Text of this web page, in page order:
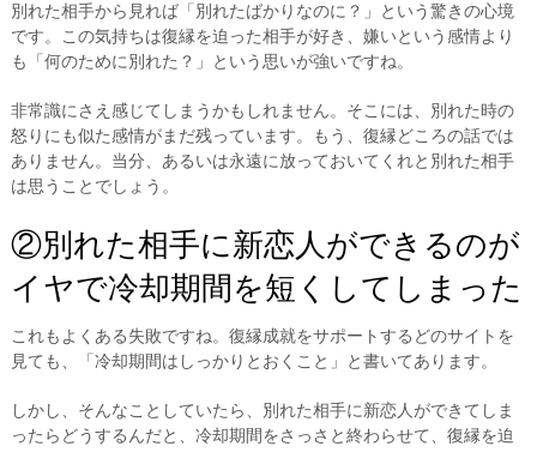
別れた相手から見れば「別れたばかりなのに？」という驚きの心境
です。この気持ちは復縁を迫った相手が好き、嫌いという感情より
も「何のために別れた？」という思いが強いですね。
非常識にさえ感じてしまうかもしれません。そこには、別れた時の
怒りにも似た感情がまだ残っています。もう、復縁どころの話では
ありません。当分、あるいは永遠に放っておいてくれと別れた相手
は思うことでしょう。
②別れた相手に新恋人ができるのが
イヤで冷却期間を短くしてしまった
これもよくある失敗ですね。復縁成就をサポートするどのサイトを
見ても、「冷却期間はしっかりとおくこと」と書いてあります。
しかし、そんなことしていたら、別れた相手に新恋人ができてしま
ったらどうするんだと、冷却期間をさっさと終わらせて、復縁を迫